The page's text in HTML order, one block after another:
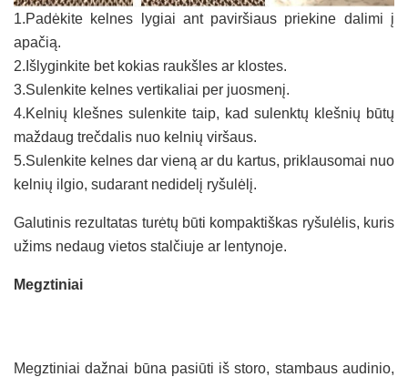
1.Padėkite kelnes lygiai ant paviršiaus priekine dalimi į
apačią.
2.Išlyginkite bet kokias raukšles ar klostes.
3.Sulenkite kelnes vertikaliai per juosmenį.
4.Kelnių klešnes sulenkite taip, kad sulenktų klešnių būtų
maždaug trečdalis nuo kelnių viršaus.
5.Sulenkite kelnes dar vieną ar du kartus, priklausomai nuo
kelnių ilgio, sudarant nedidelį ryšulėlį.
Galutinis rezultatas turėtų būti kompaktiškas ryšulėlis, kuris
užims nedaug vietos stalčiuje ar lentynoje.
Megztiniai
Megztiniai dažnai būna pasiūti iš storo, stambaus audinio,